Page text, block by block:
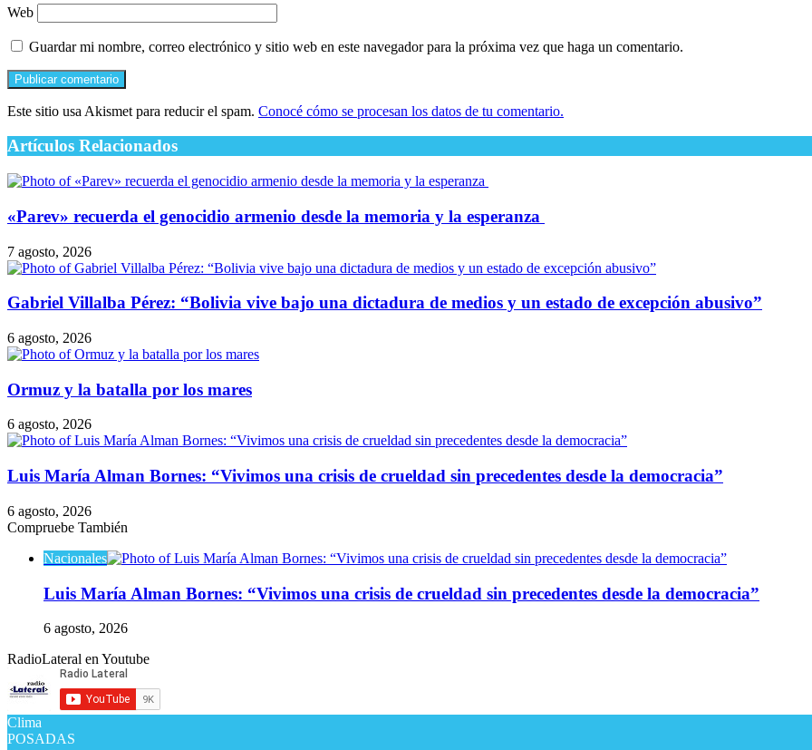
Web
Guardar mi nombre, correo electrónico y sitio web en este navegador para la próxima vez que haga un comentario.
Este sitio usa Akismet para reducir el spam. Conocé cómo se procesan los datos de tu comentario.
Artículos Relacionados
​«Parev» recuerda el genocidio armenio desde la memoria y la esperanza
7 agosto, 2026
Gabriel Villalba Pérez: “Bolivia vive bajo una dictadura de medios y un estado de excepción abusivo”
6 agosto, 2026
Ormuz y la batalla por los mares
6 agosto, 2026
Luis María Alman Bornes: “Vivimos una crisis de crueldad sin precedentes desde la democracia”
6 agosto, 2026
Compruebe También
Nacionales
Luis María Alman Bornes: “Vivimos una crisis de crueldad sin precedentes desde la democracia”
6 agosto, 2026
RadioLateral en Youtube
Clima
POSADAS